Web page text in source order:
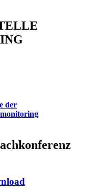
der